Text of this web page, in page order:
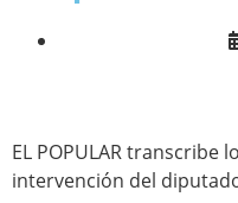
EL POPULAR transcribe
intervención del